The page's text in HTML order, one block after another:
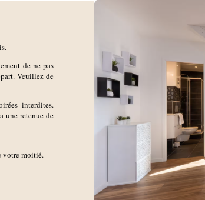
de ne pas
Veuillez de
interdites.
une retenue de
votre moitié.